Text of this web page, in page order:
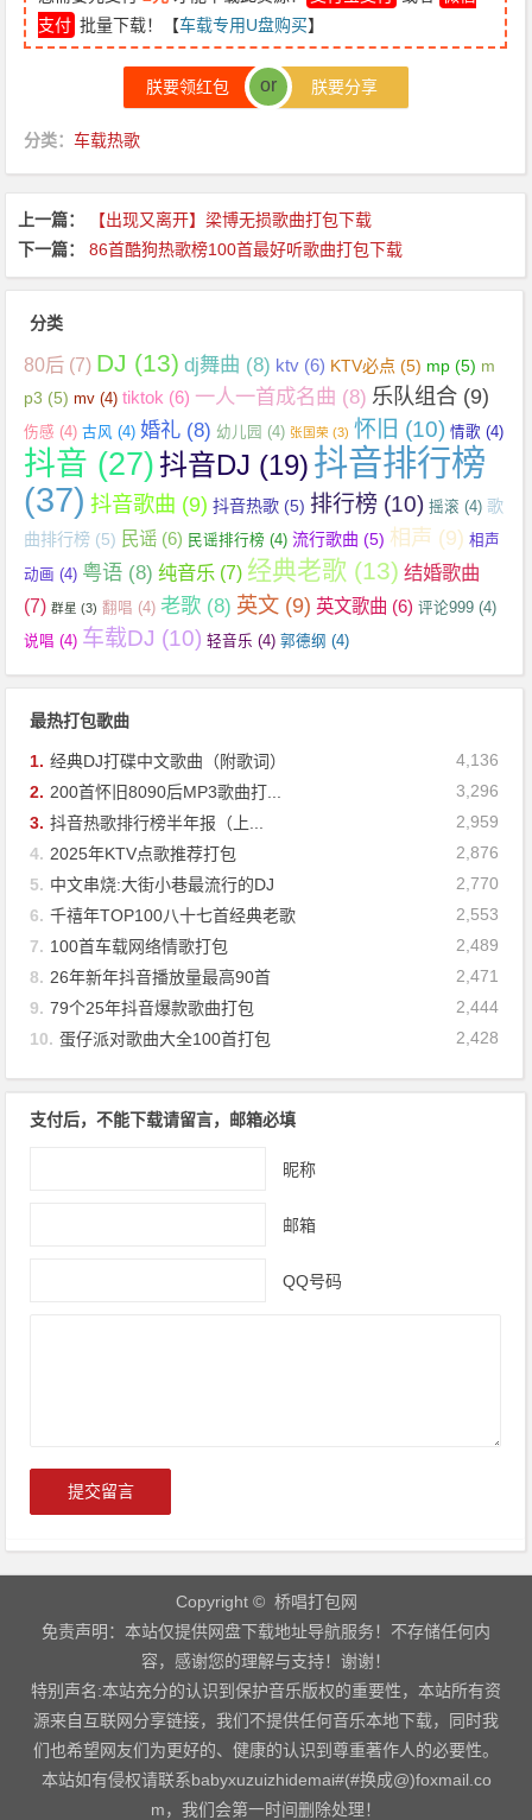
支付 批量下载！【车载专用U盘购买】
朕要领红包 or 朕要分享
分类：车载热歌
上一篇：
【出现又离开】梁博无损歌曲打包下载
下一篇：
86首酷狗热歌榜100首最好听歌曲打包下载
分类
80后 (7) DJ (13) dj舞曲 (8) ktv (6) KTV必点 (5) mp (5) m
p3 (5) mv (4) tiktok (6) 一人一首成名曲 (8) 乐队组合 (9)
伤感 (4) 古风 (4) 婚礼 (8) 幼儿园 (4) 张国荣 (3) 怀旧 (10) 情歌 (4)
抖音 (27) 抖音DJ (19) 抖音排行榜
(37) 抖音歌曲 (9) 抖音热歌 (5) 排行榜 (10) 摇滚 (4) 歌
曲排行榜 (5) 民谣 (6) 民谣排行榜 (4) 流行歌曲 (5) 相声 (9) 相声
动画 (4) 粤语 (8) 纯音乐 (7) 经典老歌 (13) 结婚歌曲
(7) 群星 (3) 翻唱 (4) 老歌 (8) 英文 (9) 英文歌曲 (6) 评论999 (4)
说唱 (4) 车载DJ (10) 轻音乐 (4) 郭德纲 (4)
最热打包歌曲
4,136
1. 经典DJ打碟中文歌曲（附歌词）
3,296
2. 200首怀旧8090后MP3歌曲打...
2,959
3. 抖音热歌排行榜半年报（上...
2,876
4. 2025年KTV点歌推荐打包
2,770
5. 中文串烧:大街小巷最流行的DJ
2,553
6. 千禧年TOP100八十七首经典老歌
2,489
7. 100首车载网络情歌打包
2,471
8. 26年新年抖音播放量最高90首
2,444
9. 79个25年抖音爆款歌曲打包
2,428
10. 蛋仔派对歌曲大全100首打包
支付后，不能下载请留言，邮箱必填
昵称
邮箱
QQ号码
Copyright © 桥唱打包网
免责声明：本站仅提供网盘下载地址导航服务！不存储任何内
容，感谢您的理解与支持！谢谢！
特别声名:本站充分的认识到保护音乐版权的重要性，本站所有资
源来自互联网分享链接，我们不提供任何音乐本地下载，同时我
们也希望网友们为更好的、健康的认识到尊重著作人的必要性。
本站如有侵权请联系babyxuzuizhidemai#(#换成@)foxmail.co
m，我们会第一时间删除处理！